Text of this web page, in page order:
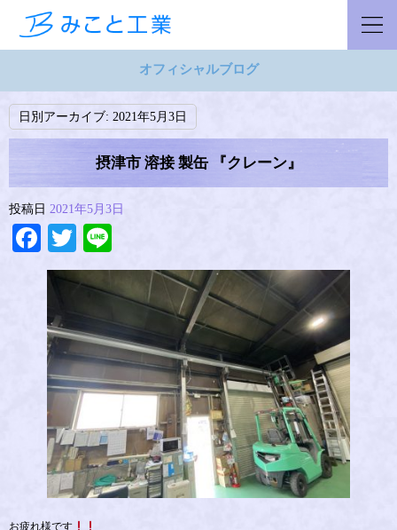
オフィシャルブログ
日別アーカイブ: 2021年5月3日
摂津市 溶接 製缶 『クレーン』
投稿日 2021年5月3日
Facebook
Twitter
お疲れ様です